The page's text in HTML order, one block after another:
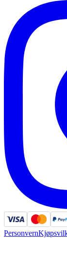
Personvern